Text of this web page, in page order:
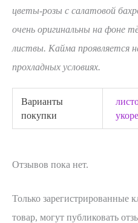
цветы-розы с салатовой
очень оригинальны на фоне
листвы. Кайма проявляется
прохладных условиях.
Варианты
покупки
Отзывов пока нет.
Только
товар, могут публиковать